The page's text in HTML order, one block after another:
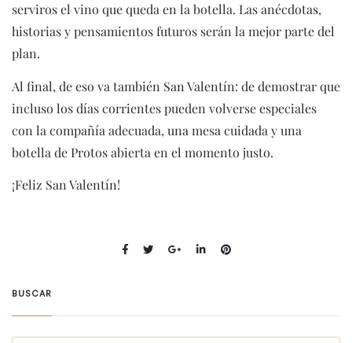
serviros el vino que queda en la botella. Las anécdotas,
historias y pensamientos futuros serán la mejor parte del
plan.
Al final, de eso va también San Valentín: de demostrar que
incluso los días corrientes pueden volverse especiales
con la compañía adecuada, una mesa cuidada y una
botella de Protos abierta en el momento justo.
¡Feliz San Valentín!
BUSCAR